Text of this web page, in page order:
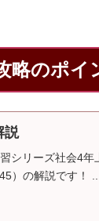
略のポイ
説
シリーズ社会4年
）の解説です！ ...